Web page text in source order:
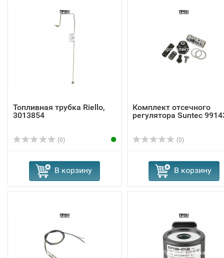
Топливная трубка Riello,
3013854
(0)
В корзину
Комплект отсечного
регулятора Suntec
(0)
В корзину